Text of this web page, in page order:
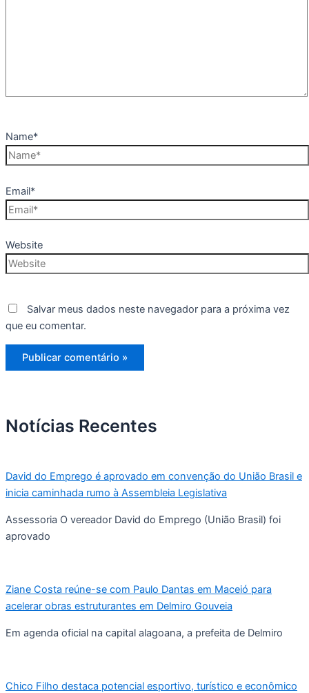
Name*
Email*
Website
Salvar meus dados neste navegador para a próxima vez
que eu comentar.
Notícias Recentes
David do Emprego é aprovado em convenção do União Brasil e
inicia caminhada rumo à Assembleia Legislativa
Assessoria O vereador David do Emprego (União Brasil) foi
aprovado
Ziane Costa reúne-se com Paulo Dantas em Maceió para
acelerar obras estruturantes em Delmiro Gouveia
Em agenda oficial na capital alagoana, a prefeita de Delmiro
Chico Filho destaca potencial esportivo, turístico e econômico